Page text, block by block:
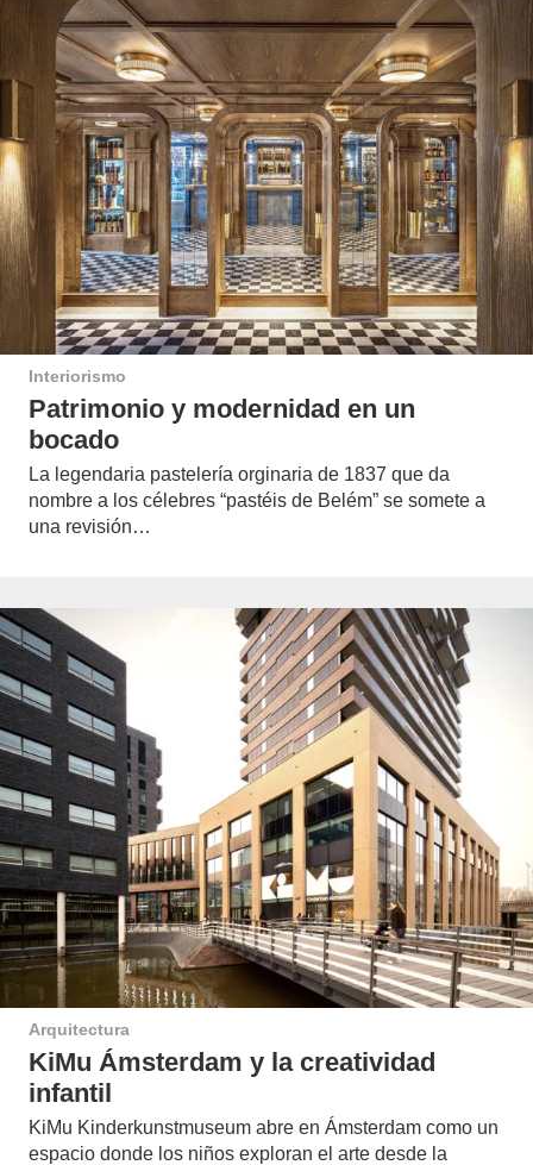
Interiorismo
Patrimonio y modernidad en un
bocado
La legendaria pastelería orginaria de 1837 que da
nombre a los célebres “pastéis de Belém” se somete a
una revisión…
Arquitectura
KiMu Ámsterdam y la creatividad
infantil
KiMu Kinderkunstmuseum abre en Ámsterdam como un
espacio donde los niños exploran el arte desde la